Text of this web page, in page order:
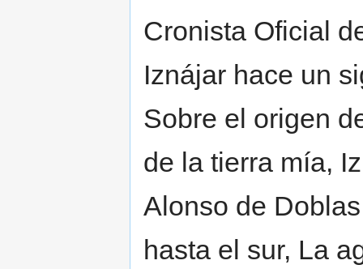
Cronista Oficial
Iznájar hace un
Sobre el origen
de la tierra mía,
Alonso de
hasta el sur, La